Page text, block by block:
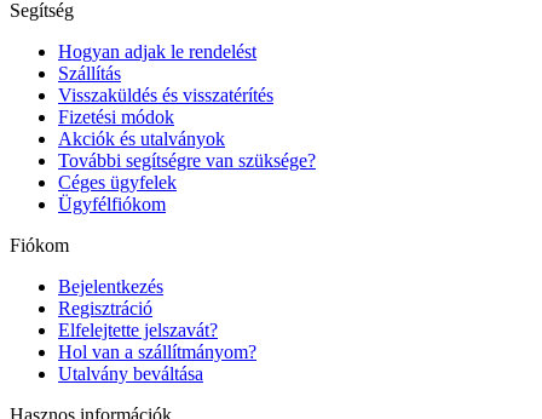
Segítség
Hogyan adjak le rendelést
Szállítás
Visszaküldés és visszatérítés
Fizetési módok
Akciók és utalványok
További segítségre van szüksége?
Céges ügyfelek
Ügyfélfiókom
Fiókom
Bejelentkezés
Regisztráció
Elfelejtette jelszavát?
Hol van a szállítmányom?
Utalvány beváltása